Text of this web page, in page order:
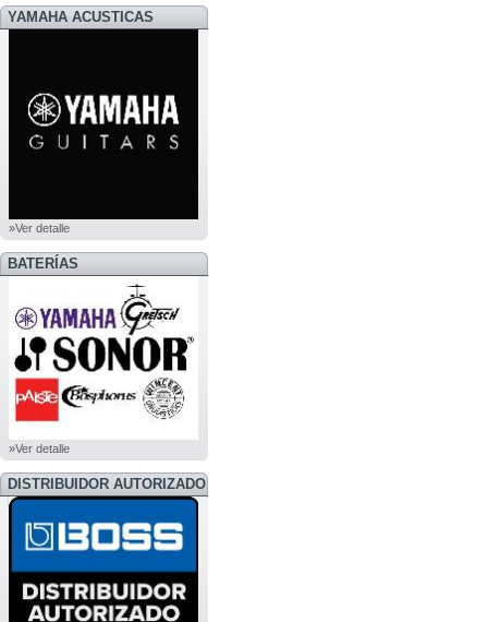
YAMAHA ACUSTICAS
»Ver detalle
BATERÍAS
»Ver detalle
DISTRIBUIDOR AUTORIZADO
BOSS